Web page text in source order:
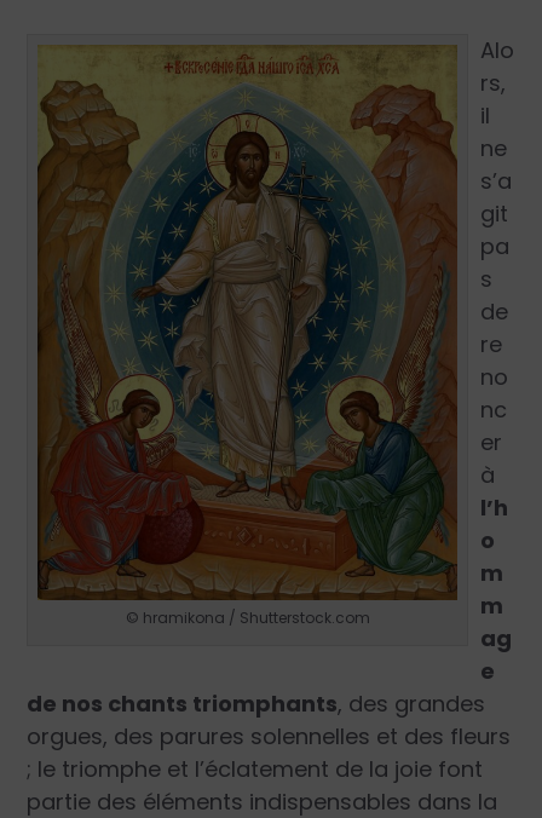
© hramikona / Shutterstock.com
Alo
rs,
il
ne
s’a
git
pa
s
de
re
no
nc
er
à
l’h
o
m
m
ag
e
de nos chants triomphants, des grandes
orgues, des parures solennelles et des fleurs
; le triomphe et l’éclatement de la joie font
partie des éléments indispensables dans la